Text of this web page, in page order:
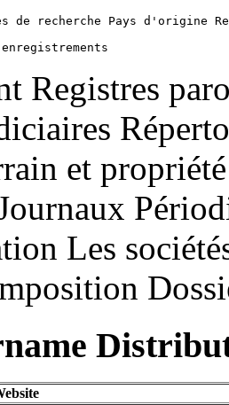
de recherche Pays d'origine
Registres
et
Les